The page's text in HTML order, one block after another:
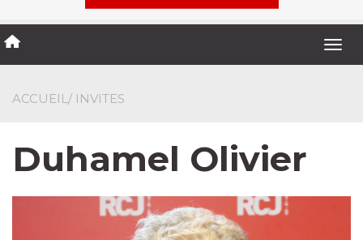
ACCUEIL/ INVITES
Duhamel Olivier